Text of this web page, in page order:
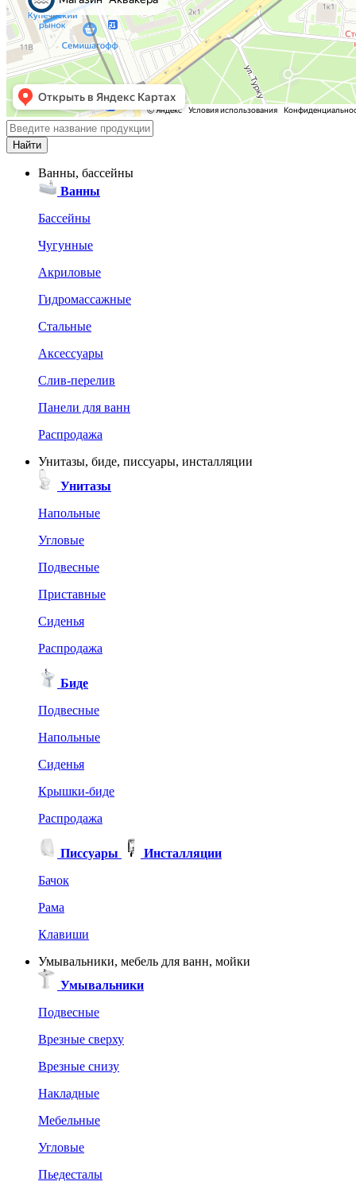
Ванны, бассейны
Ванны
Бассейны
Чугунные
Акриловые
Гидромассажные
Стальные
Аксессуары
Слив-перелив
Панели для ванн
Распродажа
Унитазы, биде, писсуары, инсталляции
Унитазы
Напольные
Угловые
Подвесные
Приставные
Сиденья
Распродажа
Биде
Подвесные
Напольные
Сиденья
Крышки-биде
Распродажа
Писсуары
Инсталляции
Бачок
Рама
Клавиши
Умывальники, мебель для ванн, мойки
Умывальники
Подвесные
Врезные сверху
Врезные снизу
Накладные
Мебельные
Угловые
Пьедесталы